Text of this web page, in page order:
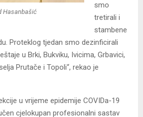
Hasanbašić
smo
tretirali i
stambene
Proteklog tjedan smo dezinficirali
u Brki, Bukviku, Ivicima, Grbavici,
Prutače i Topoli“, rekao je
u vrijeme epidemije COVIDa-19
cjelokupan profesionalni sastav